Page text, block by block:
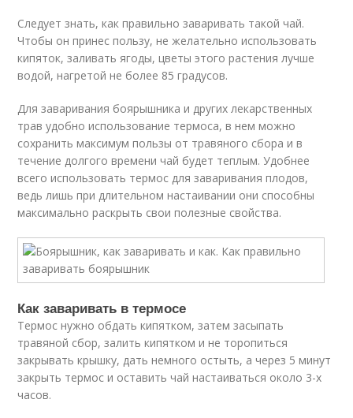
Следует знать, как правильно заваривать такой чай.
Чтобы он принес пользу, не желательно использовать
кипяток, заливать ягоды, цветы этого растения лучше
водой, нагретой не более 85 градусов.
Для заваривания боярышника и других лекарственных
трав удобно использование термоса, в нем можно
сохранить максимум пользы от травяного сбора и в
течение долгого времени чай будет теплым. Удобнее
всего использовать термос для заваривания плодов,
ведь лишь при длительном настаивании они способны
максимально раскрыть свои полезные свойства.
Как заваривать в термосе
Термос нужно обдать кипятком, затем засыпать
травяной сбор, залить кипятком и не торопиться
закрывать крышку, дать немного остыть, а через 5 минут
закрыть термоc и оставить чай настаиваться около 3-х
часов.